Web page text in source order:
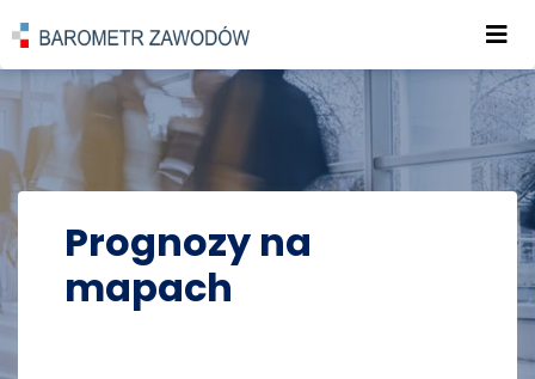
POWRÓT DO STRONY GŁÓWNEJ
PROGNOZY PROGNOZY NA MAPACH
Prognozy na
mapach